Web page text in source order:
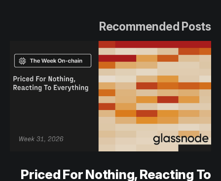
Recommended Posts
Priced For Nothing, Reacting To